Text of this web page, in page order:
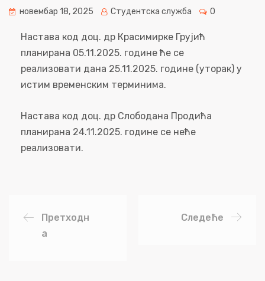
новембар 18, 2025 Студентска служба 0
Настава код доц. др Красимирке Грујић
планирана 05.11.2025. године ће се
реализовати дана 25.11.2025. године (уторак) у
истим временским терминима.
Настава код доц. др Слободана Продића
планирана 24.11.2025. године се неће
реализовати.
Претходн
а
Следеће